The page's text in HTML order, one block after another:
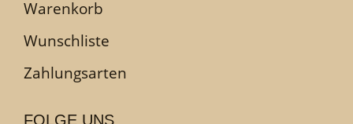
Warenkorb
Wunschliste
Zahlungsarten
FOLGE UNS